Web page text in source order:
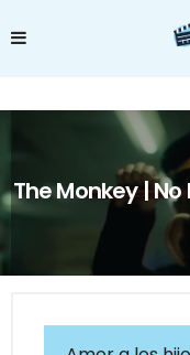
The Monkey |